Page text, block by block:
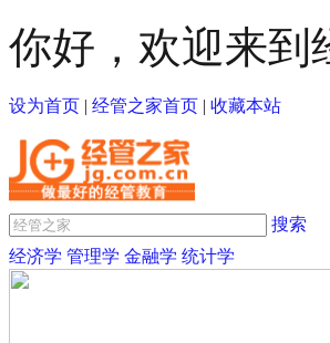
你好，欢迎来到
设为首页 | 经管之家首页 | 收藏本站
搜索
经济学 管理学 金融学 统计学